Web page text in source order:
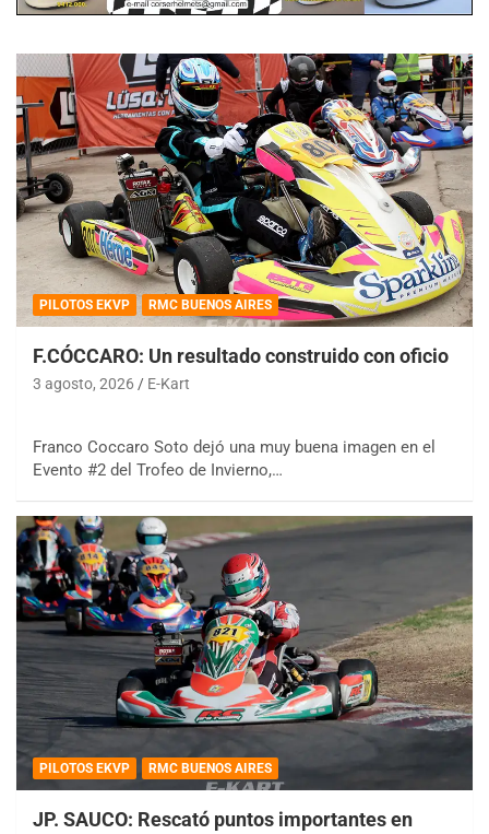
PILOTOS EKVP RMC BUENOS AIRES
F.CÓCCARO: Un resultado construido con oficio
3 agosto, 2026 E-Kart
Franco Coccaro Soto dejó una muy buena imagen en el
Evento #2 del Trofeo de Invierno,…
PILOTOS EKVP RMC BUENOS AIRES
JP. SAUCO: Rescató puntos importantes en